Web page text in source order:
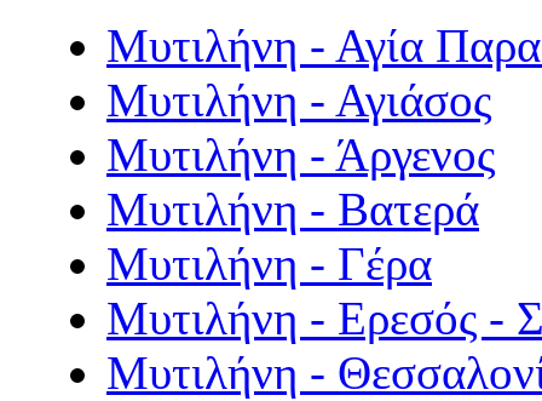
Μυτιλήνη - Αγία
Μυτιλήνη - Αγιάσος
Μυτιλήνη - Άργενος
Μυτιλήνη - Βατερά
Μυτιλήνη - Γέρα
Μυτιλήνη - Ερεσός -
Μυτιλήνη -